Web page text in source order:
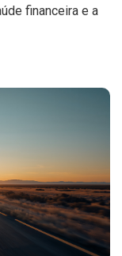
financeira e a